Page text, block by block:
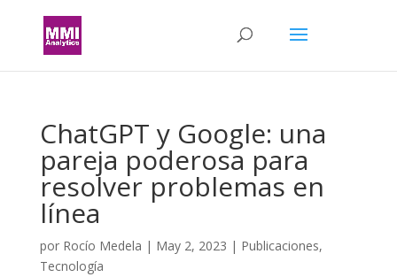
ChatGPT y Google: una
pareja poderosa para
resolver problemas en
línea
por Rocío Medela | May 2, 2023 | Publicaciones,
Tecnología